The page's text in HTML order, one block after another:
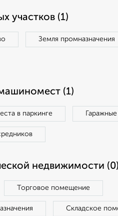
участков (1)
Земля промназначения
(1)
в паркинге
недвижимости (0)
Торговое помещение
Складское